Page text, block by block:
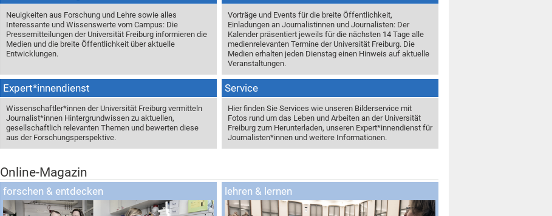
Neuigkeiten aus Forschung und Lehre sowie alles
Interessante und Wissenswerte vom Campus: Die
Pressemitteilungen der Universität Freiburg informieren die
Medien und die breite Öffentlichkeit über aktuelle
Entwicklungen.
Vorträge und Events für die breite Öffentlichkeit,
Einladungen an Journalistinnen und Journalisten: Der
Kalender präsentiert jeweils für die nächsten 14 Tage alle
medienrelevanten Termine der Universität Freiburg. Die
Medien erhalten jeden Dienstag einen Hinweis auf aktuelle
Veranstaltungen.
Expert*innendienst
Wissenschaftler*innen der Universität Freiburg vermitteln
Journalist*innen Hintergrundwissen zu aktuellen,
gesellschaftlich relevanten Themen und bewerten diese
aus der Forschungsperspektive.
Service
Hier finden Sie Services wie unseren Bilderservice mit
Fotos rund um das Leben und Arbeiten an der Universität
Freiburg zum Herunterladen, unseren Expert*innendienst für
Journalisten*innen und weitere Informationen.
Online-Magazin
forschen & entdecken lehren & lernen